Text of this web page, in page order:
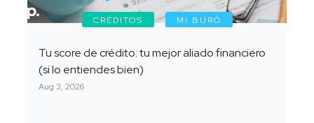
CRÉDITOS MI BURÓ
Tu score de crédito: tu mejor aliado financiero
(si lo entiendes bien)
Aug 3, 2026